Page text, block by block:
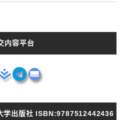
内容平台
学出版社 ISBN:9787512442436